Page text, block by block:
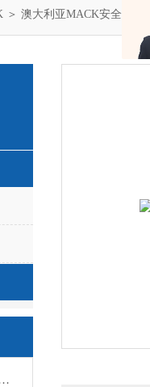
＞ 澳大利亚MACK安全阀
全阀结构优势，启闭稳定无卡顿